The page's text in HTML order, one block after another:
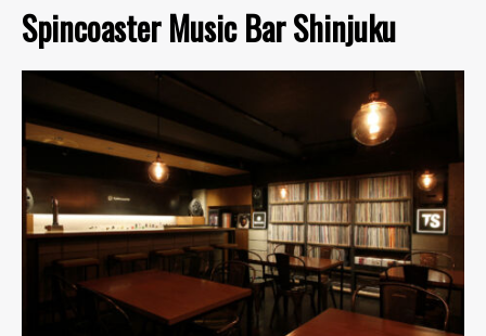
Spincoaster Music Bar Shinjuku